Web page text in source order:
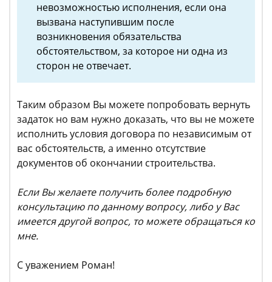
невозможностью исполнения, если она
вызвана наступившим после
возникновения обязательства
обстоятельством, за которое ни одна из
сторон не отвечает.
Таким образом Вы можете попробовать вернуть
задаток но вам нужно доказать, что вы не можете
исполнить условия договора по независимым от
вас обстоятельств, а именно отсутствие
документов об окончании строительства.
Если Вы желаете получить более подробную
консультацию по данному вопросу, либо у Вас
имеется другой вопрос, то можете обращаться ко
мне.
С уважением Роман!